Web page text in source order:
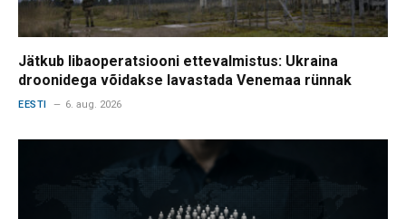
Jätkub libaoperatsiooni ettevalmistus: Ukraina
droonidega võidakse lavastada Venemaa rünnak
EESTI 6. aug. 2026